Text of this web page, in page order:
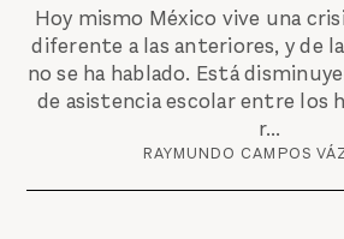
Hoy mismo México vive una
diferente a las anteriores, y de
no se ha hablado. Está
de asistencia escolar entre los
r...
RAYMUNDO CAMPOS